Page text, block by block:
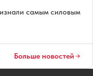
самым силовым
Больше новостей